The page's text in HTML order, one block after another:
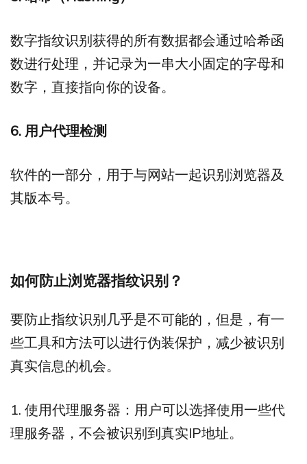
数字指纹识别获得的所有数据都会通过哈希函
数进行处理，并记录为一串大小固定的字母和
数字，直接指向你的设备。
6. 用户代理检测
软件的一部分，用于与网站一起识别浏览器及
其版本号。
如何防止浏览器指纹识别？
要防止指纹识别几乎是不可能的，但是，有一
些工具和方法可以进行伪装保护，减少被识别
真实信息的机会。
1. 使用代理服务器：用户可以选择使用一些代
理服务器，不会被识别到真实IP地址。